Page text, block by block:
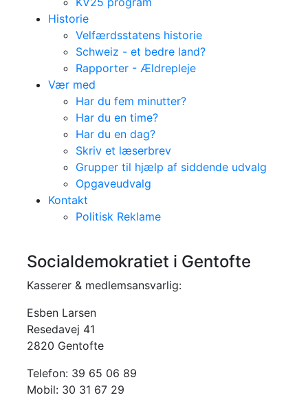
Historie
Velfærdsstatens historie
Schweiz - et bedre land?
Rapporter - Ældrepleje
Vær med
Har du fem minutter?
Har du en time?
Har du en dag?
Skriv et læserbrev
Grupper til hjælp af siddende udvalg
Opgaveudvalg
Kontakt
Politisk Reklame
Socialdemokratiet i Gentofte
Kasserer & medlemsansvarlig:
Esben Larsen
Resedavej 41
2820 Gentofte
Telefon: 39 65 06 89
Mobil: 30 31 67 29